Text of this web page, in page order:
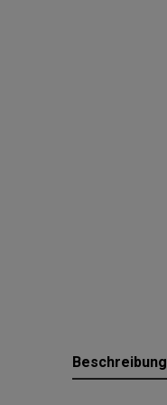
Beschreibung